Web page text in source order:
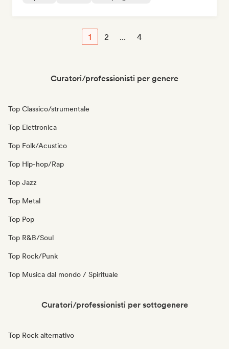
1 2 ... 4
Curatori/professionisti per genere
Top Classico/strumentale
Top Elettronica
Top Folk/Acustico
Top Hip-hop/Rap
Top Jazz
Top Metal
Top Pop
Top R&B/Soul
Top Rock/Punk
Top Musica dal mondo / Spirituale
Curatori/professionisti per sottogenere
Top Rock alternativo